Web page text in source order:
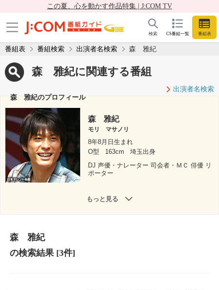
この夏、心を動かす作品特集 | J:COM TV
CS番組一覧 番組表
検索
番組表 番組検索 出演者名検索 森 雅紀
森 雅紀に関連する番組
出演者名検索
森 雅紀のプロフィール
森 雅紀
モリ マサノリ
8年8月日生まれ
O型
163cm
埼玉出身
DJ 声優・ナレーター 司会者・ＭＣ 俳優 リ
ポーター
もっと見る
森 雅紀
の検索結果[3件]